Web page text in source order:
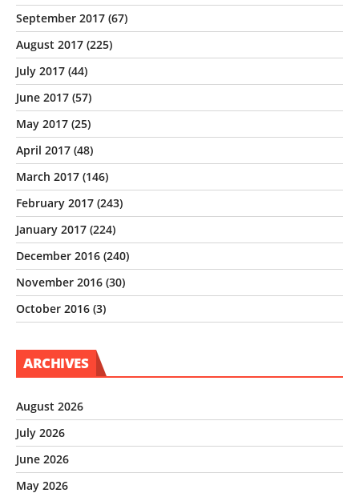
September 2017 (67)
August 2017 (225)
July 2017 (44)
June 2017 (57)
May 2017 (25)
April 2017 (48)
March 2017 (146)
February 2017 (243)
January 2017 (224)
December 2016 (240)
November 2016 (30)
October 2016 (3)
ARCHIVES
August 2026
July 2026
June 2026
May 2026